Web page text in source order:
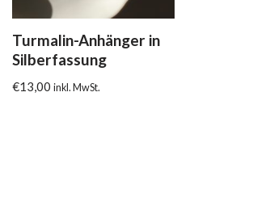
Turmalin-Anhänger in
Silberfassung
€13,00 inkl. MwSt.